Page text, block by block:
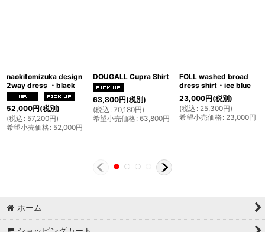
naokitomizuka design
2way dress ・black
52,000円(税別)
(税込 : 57,200円)
希望小売価格: 52,000円
DOUGALL Cupra Shirt
63,800円(税別)
(税込 : 70,180円)
希望小売価格: 63,800円
FOLL washed broad
dress shirt・ice blue
23,000円(税別)
(税込 : 25,300円)
希望小売価格: 23,000円
ホーム